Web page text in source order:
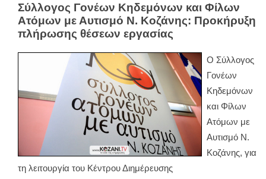
Σύλλογος Γονέων Κηδεμόνων και Φίλων
Ατόμων με Αυτισμό Ν. Κοζάνης: Προκήρυξη
πλήρωσης θέσεων εργασίας
Ο Σύλλογος
Γονέων
Κηδεμόνων
και Φίλων
Ατόμων με
Αυτισμό Ν.
Κοζάνης, για
τη λειτουργία του Κέντρου Διημέρευσης